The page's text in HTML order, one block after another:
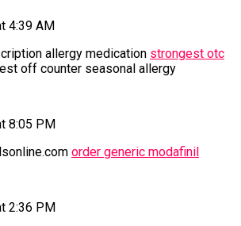
4:39 AM
allergy medication strongest otc
off counter seasonal allergy
8:05 PM
order generic modafinil
2:36 PM